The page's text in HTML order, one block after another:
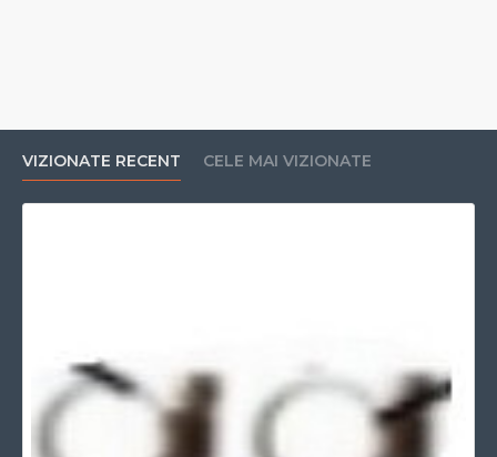
VIZIONATE RECENT CELE MAI VIZIONATE